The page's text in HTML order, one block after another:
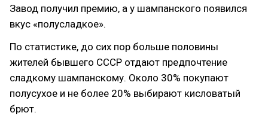
Завод получил премию, а у шампанского появился
вкус «полусладкое».
По статистике, до сих пор больше половины
жителей бывшего СССР отдают предпочтение
сладкому шампанскому. Около 30% покупают
полусухое и не более 20% выбирают кисловатый
брют.